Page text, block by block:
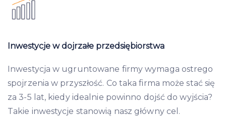
Inwestycje w dojrzałe przedsiębiorstwa
Inwestycja w ugruntowane firmy wymaga ostrego
spojrzenia w przyszłość. Co taka firma może stać się
za 3-5 lat, kiedy idealnie powinno dojść do wyjścia?
Takie inwestycje stanowią nasz główny cel.